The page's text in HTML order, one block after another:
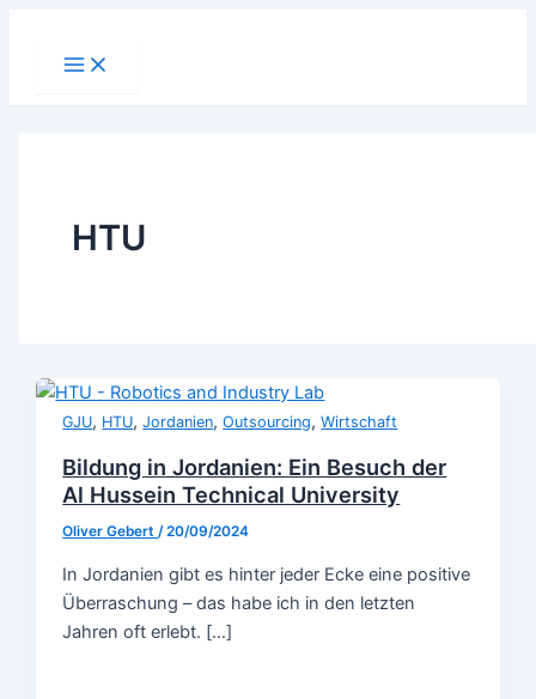
Main
Menu
HTU
GJU, HTU,Jordanien,Outsourcing,Wirtschaft
Bildung in Jordanien: Ein Besuch der
Al Hussein Technical University
Oliver Gebert/20/09/2024
In Jordanien gibt es hinter jeder Ecke eine positive
Überraschung – das habe ich in den letzten
Jahren oft erlebt. […]